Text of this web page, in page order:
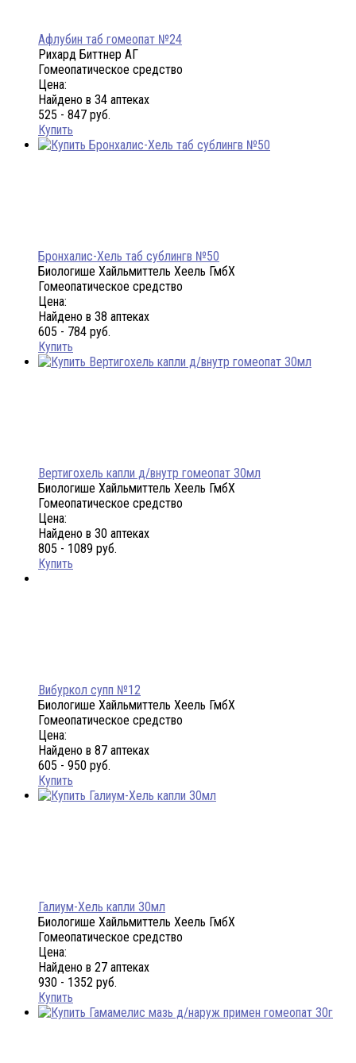
Афлубин таб гомеопат №24
Рихард Биттнер АГ
Гомеопатическое средство
Цена:
Найдено в 34 аптеках
525 - 847 руб.
Купить
Бронхалис-Хель таб сублингв №50
Биологише Хайльмиттель Хеель ГмбХ
Гомеопатическое средство
Цена:
Найдено в 38 аптеках
605 - 784 руб.
Купить
Вертигохель капли д/внутр гомеопат 30мл
Биологише Хайльмиттель Хеель ГмбХ
Гомеопатическое средство
Цена:
Найдено в 30 аптеках
805 - 1089 руб.
Купить
Вибуркол супп №12
Биологише Хайльмиттель Хеель ГмбХ
Гомеопатическое средство
Цена:
Найдено в 87 аптеках
605 - 950 руб.
Купить
Галиум-Хель капли 30мл
Биологише Хайльмиттель Хеель ГмбХ
Гомеопатическое средство
Цена:
Найдено в 27 аптеках
930 - 1352 руб.
Купить